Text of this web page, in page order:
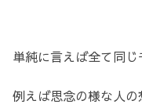
単純に言えば全て同じ
例えば思念の様な人